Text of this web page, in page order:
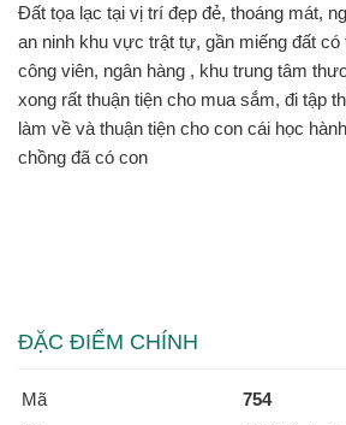
Đất tọa lạc tại vị trí đẹp đẻ, thoáng mát,
an ninh khu vực trật tự, gần miếng đất
công viên, ngân hàng , khu trung tâm
xong rất thuận tiện cho mua sắm, đi tập
làm về và thuận tiện cho con cái học
chồng đã có con
ĐẶC ĐIỂM CHÍNH
Mã
754